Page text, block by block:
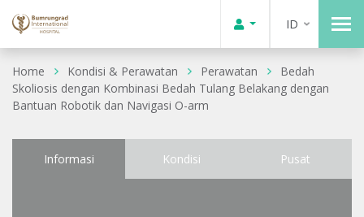
ID
Home Kondisi & Perawatan Perawatan
Bedah
Skoliosis dengan Kombinasi Bedah Tulang Belakang dengan
Bantuan Robotik dan Navigasi O-arm
Informasi Kondisi Pusat